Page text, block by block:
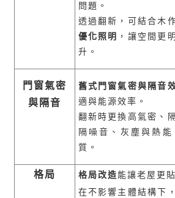
問題。
透過翻新，可結合木
優化照明 ，讓空間更
升。
門窗氣密
與隔音
舊式門窗氣密與隔音
適與能源效率。
翻新時更換高氣密、
隔噪音、灰塵與熱
質。
格局 格局改造能讓老屋更
在不影響主體結構下